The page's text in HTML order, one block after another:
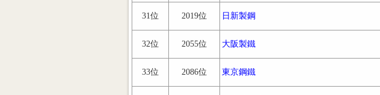
31位 2019位 日新製鋼
32位 2055位 大阪製鐵
33位 2086位 東京鋼鐵